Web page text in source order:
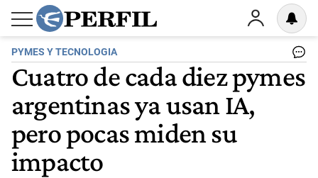
PYMES Y TECNOLOGIA
Cuatro de cada diez pymes
argentinas ya usan IA,
pero pocas miden su
impacto